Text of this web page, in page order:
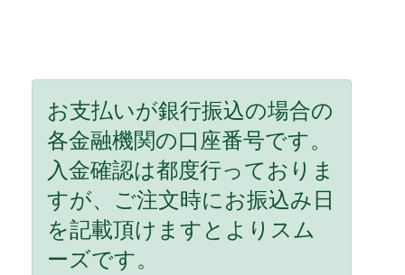
お支払いが銀行振込の場合の
各金融機関の口座番号です。
入金確認は都度行っておりま
すが、ご注文時にお振込み日
を記載頂けますとよりスム
ーズです。